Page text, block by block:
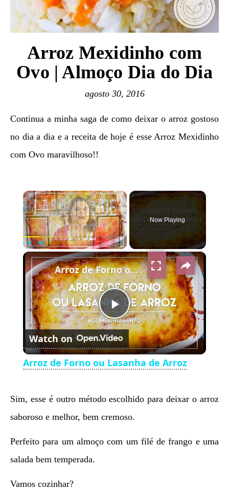
Arroz Mexidinho com
Ovo | Almoço Dia do Dia
agosto 30, 2016
Continua a minha saga de como deixar o arroz gostoso
no dia a dia e a receita de hoje é esse Arroz Mexidinho
com Ovo maravilhoso!!
×
Unmute Fullscreen
Now Playing
×
Play
Video
Arroz de Forno ou Lasanha de Arroz
Watch on
Arroz de Forno ou Lasanha de Arroz
Sim, esse é outro método escolhido para deixar o arroz
saboroso e melhor, bem cremoso.
Perfeito para um almoço com um filé de frango e uma
salada bem temperada.
Vamos cozinhar?